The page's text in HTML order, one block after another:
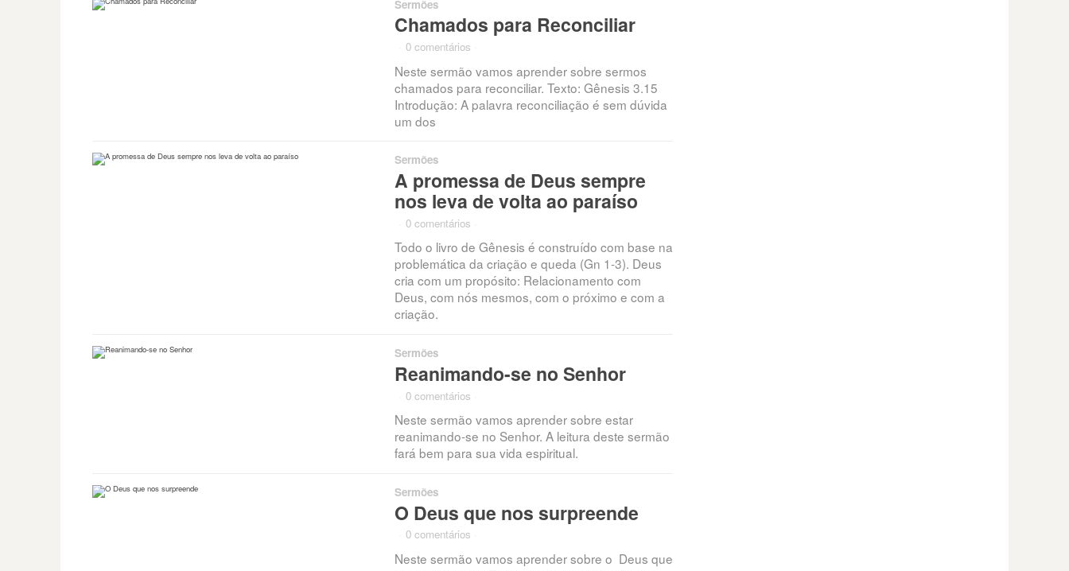
Sermões
Chamados para Reconciliar
0 comentários
Neste sermão vamos aprender sobre sermos
chamados para reconciliar. Texto: Gênesis 3.15
Introdução: A palavra reconciliação é sem dúvida
um dos
Sermões
A promessa de Deus sempre
nos leva de volta ao paraíso
0 comentários
Todo o livro de Gênesis é construído com base na
problemática da criação e queda (Gn 1-3). Deus
cria com um propósito: Relacionamento com
Deus, com nós mesmos, com o próximo e com a
criação.
Sermões
Reanimando-se no Senhor
0 comentários
Neste sermão vamos aprender sobre estar
reanimando-se no Senhor. A leitura deste sermão
fará bem para sua vida espiritual.
Sermões
O Deus que nos surpreende
0 comentários
Neste sermão vamos aprender sobre o Deus que